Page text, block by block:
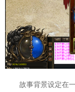
故事背景设定在